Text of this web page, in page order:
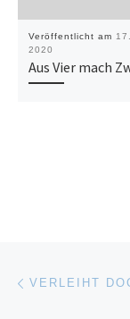
Veröffentlicht am
2020
Aus Vier mach
VERLEIHT